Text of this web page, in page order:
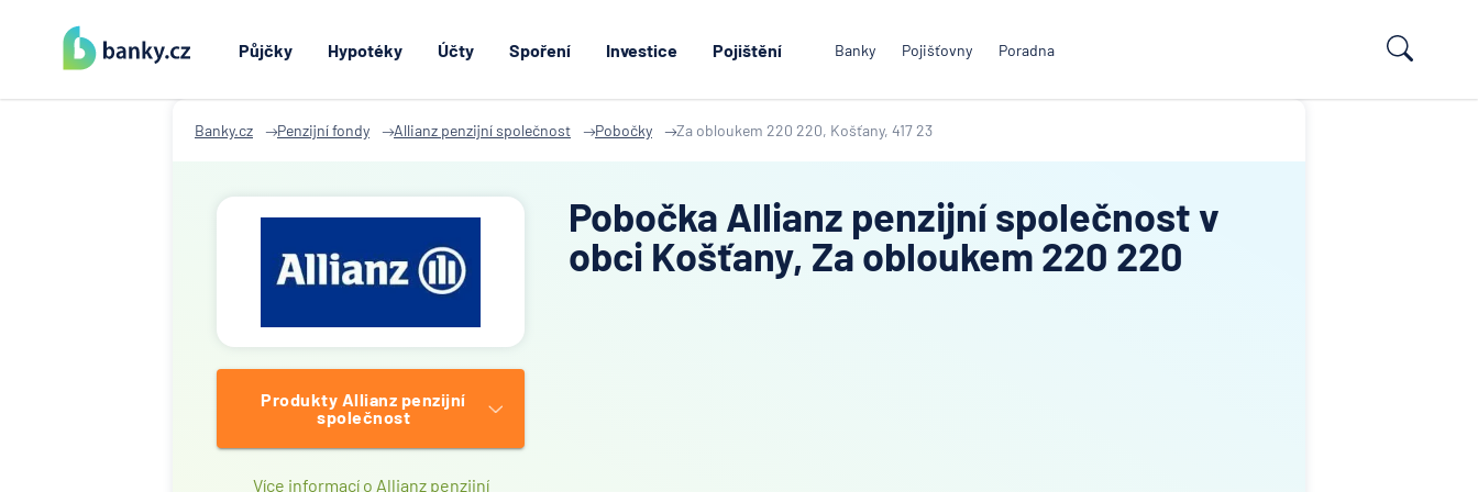
Půjčky Hypotéky Účty Spoření Investice Pojištění Banky Pojišťovny Poradna
Banky.cz Penzijní fondy Allianz penzijní společnost Pobočky Za obloukem 220 220, Košťany, 417 23
Produkty Allianz penzijní
společnost
Více informací o Allianz penzijní
Pobočka Allianz penzijní společnost v
obci Košťany, Za obloukem 220 220